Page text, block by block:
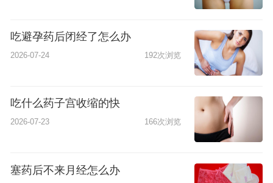
吃避孕药后闭经了怎么办
2026-07-24 192次浏览
吃什么药子宫收缩的快
2026-07-23 166次浏览
塞药后不来月经怎么办